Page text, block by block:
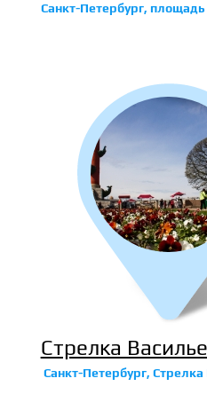
Санкт-Петербург, площадь
Стрелка
Санкт-Петербург,